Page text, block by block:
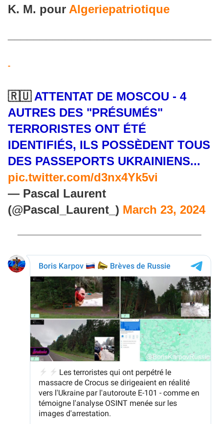
K. M. pour Algeriepatriotique
-
🇷🇺 ATTENTAT DE MOSCOU - 4
AUTRES DES "PRÉSUMÉS"
TERRORISTES ONT ÉTÉ
IDENTIFIÉS, ILS POSSÈDENT TOUS
DES PASSEPORTS UKRAINIENS...
pic.twitter.com/d3nx4Yk5vi
— Pascal Laurent
(@Pascal_Laurent_) March 23, 2024